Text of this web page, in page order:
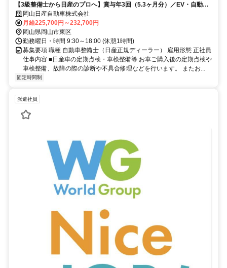
【3級整備士から日産のプロへ】賞与年3回（5.3ヶ月分）／EV・自動運
転など最先端技術に触れる環境
岡山日産自動車株式会社
月給225,700円～232,700円
岡山県岡山市東区
勤務曜日・時間 9:30～18:00 (休憩1時間)
募集要項 職種 自動車整備士（日産正規ディーラー） 雇用形態 正社員
仕事内容 ■日産車の定期点検・車検整備等 お車ご購入後の定期点検や
車検整備、故障の際の診断や不具合修理などを行います。 またお...
固定時間制
派遣社員